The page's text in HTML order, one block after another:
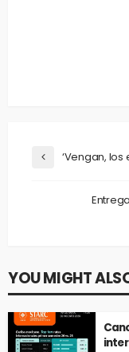
‘Vengan, los
YOU MIGHT